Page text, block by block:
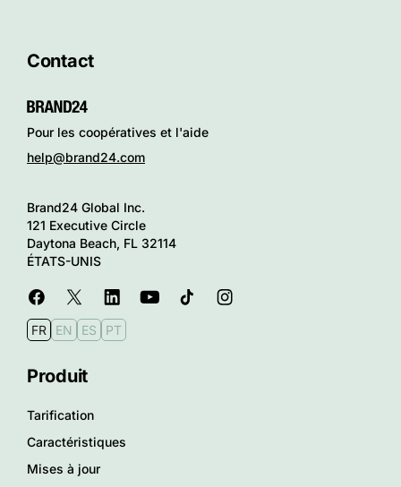
Contact
Pour les coopératives et l'aide
help@brand24.com
Brand24 Global Inc.
121 Executive Circle
Daytona Beach, FL 32114
ÉTATS-UNIS
FR EN ES PT
Produit
Tarification
Caractéristiques
Mises à jour